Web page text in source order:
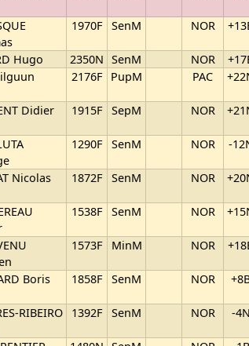
1970F SenM NOR
Hugo 2350N SenM NOR
2176F PupM PAC
Didier 1915F SepM NOR
1290F SenM NOR -
Nicolas 1872F SenM NOR
1538F SenM NOR
1573F MinM NOR
Boris 1858F SenM NOR
RIBEIRO
1392F SenM NOR -4N